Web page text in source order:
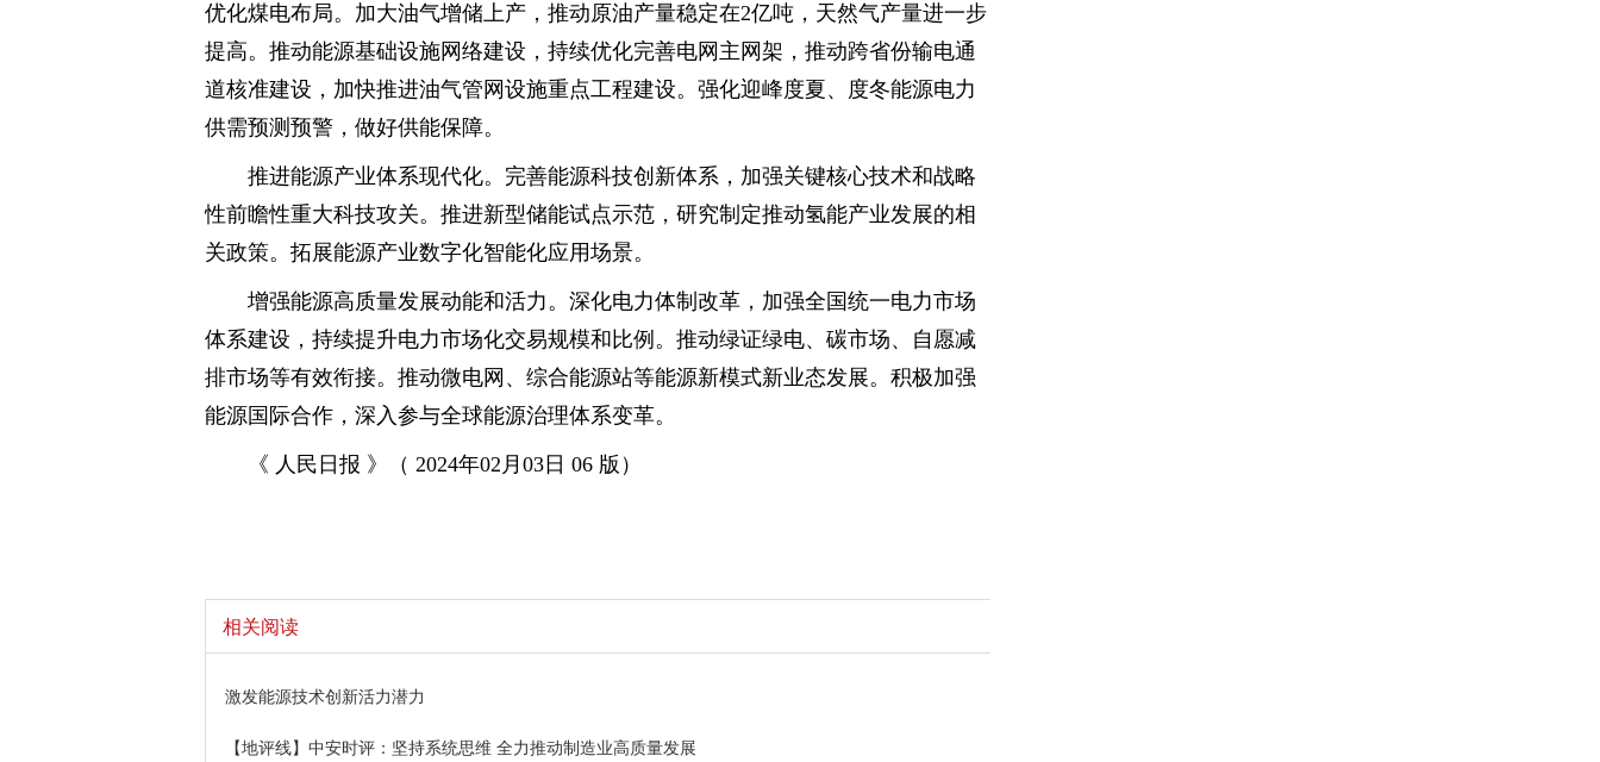
优化煤电布局。加大油气增储上产，推动原油产量稳定在2亿吨，天然气产量进一步
提高。推动能源基础设施网络建设，持续优化完善电网主网架，推动跨省份输电通
道核准建设，加快推进油气管网设施重点工程建设。强化迎峰度夏、度冬能源电力
供需预测预警，做好供能保障。
推进能源产业体系现代化。完善能源科技创新体系，加强关键核心技术和战略
性前瞻性重大科技攻关。推进新型储能试点示范，研究制定推动氢能产业发展的相
关政策。拓展能源产业数字化智能化应用场景。
增强能源高质量发展动能和活力。深化电力体制改革，加强全国统一电力市场
体系建设，持续提升电力市场化交易规模和比例。推动绿证绿电、碳市场、自愿减
排市场等有效衔接。推动微电网、综合能源站等能源新模式新业态发展。积极加强
能源国际合作，深入参与全球能源治理体系变革。
《 人民日报 》（ 2024年02月03日 06 版）
相关阅读
激发能源技术创新活力潜力
【地评线】中安时评：坚持系统思维 全力推动制造业高质量发展